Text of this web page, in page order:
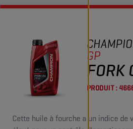
GP
FORK
PRODUIT :
Cette huile à fourche a un indice